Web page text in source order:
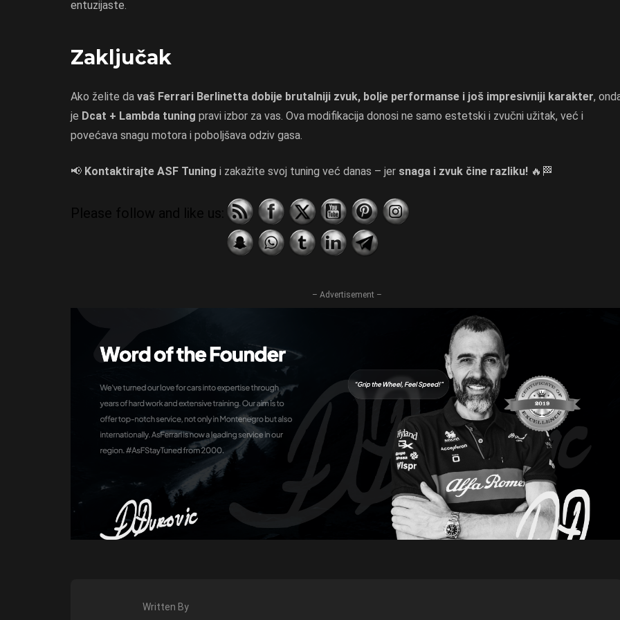
entuzijaste.
Zaključak
Ako želite da vaš Ferrari Berlinetta dobije brutalniji zvuk, bolje performanse i još impresivniji karakter,
je Dcat + Lambda tuning pravi izbor za vas. Ova modifikacija donosi ne samo estetski i zvučni užitak, već i
povećava snagu motora i poboljšava odziv gasa.
📢 Kontaktirajte ASF Tuning i zakažite svoj tuning već danas – jer snaga i zvuk čine razliku! 🔥🏁
Please follow and like us:
– Advertisement –
Written By